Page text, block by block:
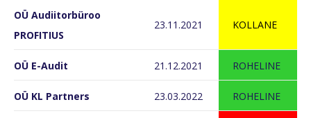
OÜ Audiitorbüroo
PROFITIUS
23.11.2021 KOLLANE
OÜ E-Audit 21.12.2021 ROHELINE
OÜ KL Partners 23.03.2022 ROHELINE